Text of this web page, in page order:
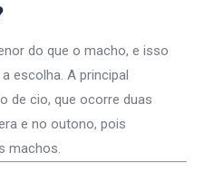
do que o macho, e isso
escolha. A principal
de cio, que ocorre duas
e no outono, pois
machos.